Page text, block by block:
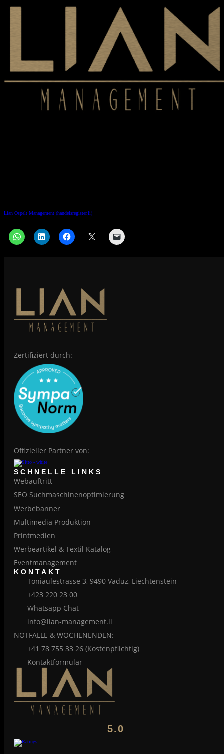
Lian Ospelt Management (handelsregister.li)
Zertifiziert durch:
Offizieller Partner von:
SCHNELLE LINKS
Webauftritt
SEO Suchmaschinenoptimierung
Werbebanner
Multimedia Produktion
Printmedien
Werbeartikel & Textil Katalog
Eventmanagement
KONTAKT
Toniäulestrasse 3, 9490 Vaduz, Liechtenstein
+423 220 23 00
Whatsapp Chat
info@lian-management.li
NOTFÄLLE & WOCHENENDEN:
+41 78 755 33 26 (Kostenpflichtig)
Kontaktformular
5.0